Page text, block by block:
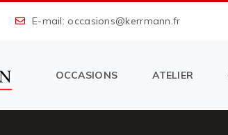
E-mail: occasions@kerrmann.fr
OCCASIONS ATELIER